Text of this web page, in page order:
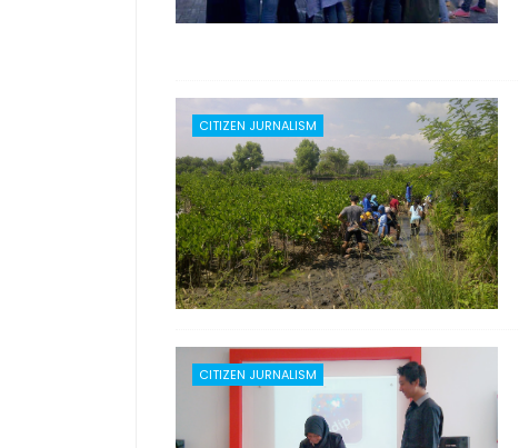
CITIZEN JURNALISM
CITIZEN JURNALISM